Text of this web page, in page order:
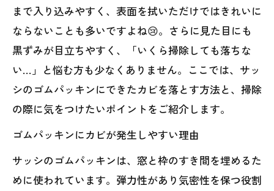
まで入り込みやすく、表面を拭いただけではきれいに
ならないことも多いですよね😢。さらに見た目にも
黒ずみが目立ちやすく、「いくら掃除しても落ちな
い…」と悩む方も少なくありません。ここでは、サッ
シのゴムパッキンにできたカビを落とす方法と、掃除
の際に気をつけたいポイントをご紹介します。
ゴムパッキンにカビが発生しやすい理由
サッシのゴムパッキンは、窓と枠のすき間を埋めるた
めに使われています。弾力性があり気密性を保つ役割